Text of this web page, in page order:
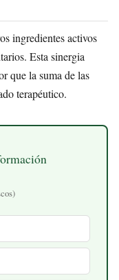
ingredientes activos
Esta sinergia
que la suma de las
terapéutico.